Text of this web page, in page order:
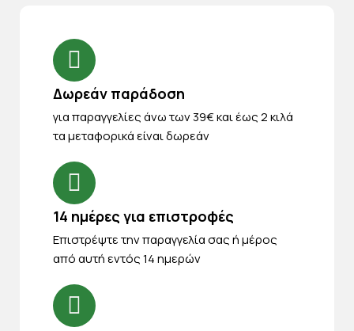
Δωρεάν παράδοση
για παραγγελίες άνω των 39€ και έως 2 κιλά
τα μεταφορικά είναι δωρεάν
14 ημέρες για επιστροφές
Eπιστρέψτε την παραγγελία σας ή μέρος
από αυτή εντός 14 ημερών